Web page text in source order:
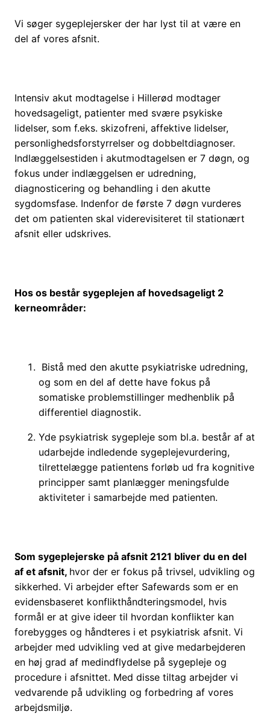
Vi søger sygeplejersker der har lyst til at være en
del af vores afsnit.
Intensiv akut modtagelse i Hillerød modtager
hovedsageligt, patienter med svære psykiske
lidelser, som f.eks. skizofreni, affektive lidelser,
personlighedsforstyrrelser og dobbeltdiagnoser.
Indlæggelsestiden i akutmodtagelsen er 7 døgn, og
fokus under indlæggelsen er udredning,
diagnosticering og behandling i den akutte
sygdomsfase. Indenfor de første 7 døgn vurderes
det om patienten skal viderevisiteret til stationært
afsnit eller udskrives.
Hos os består sygeplejen af hovedsageligt 2
kerneområder:
Bistå med den akutte psykiatriske udredning,
og som en del af dette have fokus på
somatiske problemstillinger medhenblik på
differentiel diagnostik.
Yde psykiatrisk sygepleje som bl.a. består af at
udarbejde indledende sygeplejevurdering,
tilrettelægge patientens forløb ud fra kognitive
principper samt planlægger meningsfulde
aktiviteter i samarbejde med patienten.
Som sygeplejerske på afsnit 2121 bliver du en del
af et afsnit, hvor der er fokus på trivsel, udvikling og
sikkerhed. Vi arbejder efter Safewards som er en
evidensbaseret konflikthåndteringsmodel, hvis
formål er at give ideer til hvordan konflikter kan
forebygges og håndteres i et psykiatrisk afsnit. Vi
arbejder med udvikling ved at give medarbejderen
en høj grad af medindflydelse på sygepleje og
procedure i afsnittet. Med disse tiltag arbejder vi
vedvarende på udvikling og forbedring af vores
arbejdsmiljø.